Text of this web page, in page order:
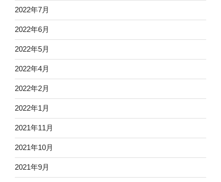
2022年7月
2022年6月
2022年5月
2022年4月
2022年2月
2022年1月
2021年11月
2021年10月
2021年9月